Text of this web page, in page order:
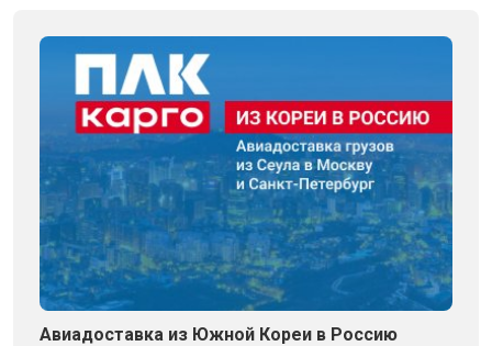
Авиадоставка из Южной Кореи в Россию